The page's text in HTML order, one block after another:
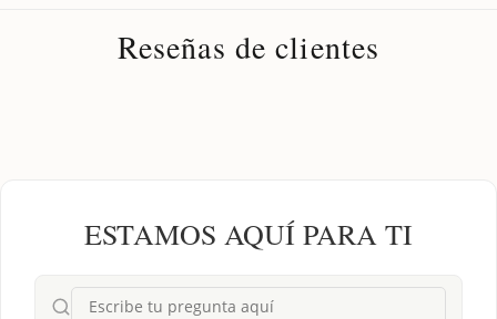
Reseñas de clientes
ESTAMOS AQUÍ PARA TI